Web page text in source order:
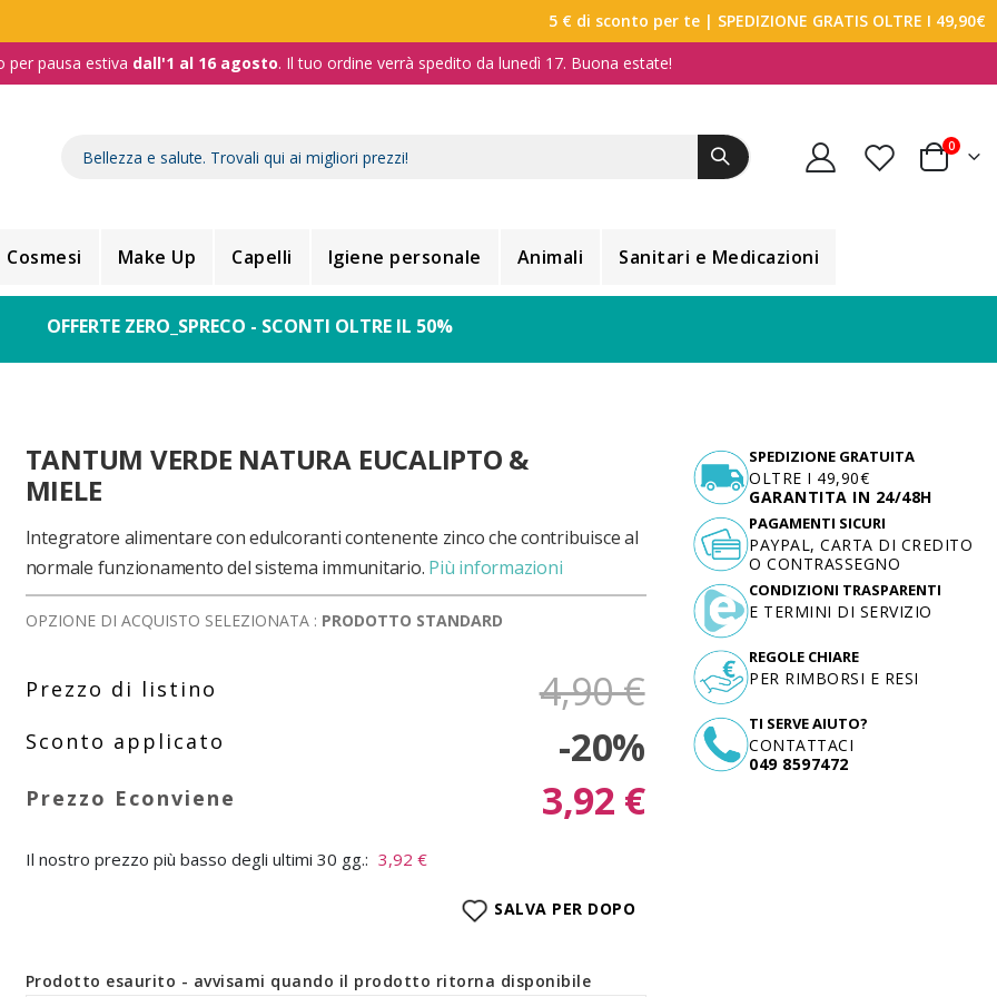
5 € di sconto per te | SPEDIZIONE GRATIS OLTRE I 49,90€
per pausa estiva dall'1 al 16 agosto. Il tuo ordine verrà spedito da lunedì 17. Buona estate!
Carrello
0
Cosmesi Make Up Capelli Igiene personale Animali Sanitari e Medicazioni
OFFERTE ZERO_SPRECO - SCONTI OLTRE IL 50%
TANTUM VERDE NATURA EUCALIPTO &
MIELE
Integratore alimentare con edulcoranti contenente zinco che contribuisce al
normale funzionamento del sistema immunitario. Più informazioni
OPZIONE DI ACQUISTO SELEZIONATA : PRODOTTO STANDARD
4,90 €
-20%
3,92 €
Il nostro prezzo più basso degli ultimi 30 gg.: 3,92 €
SALVA PER DOPO
Prodotto esaurito - avvisami quando il prodotto ritorna disponibile
SPEDIZIONE GRATUITA
OLTRE I 49,90€
GARANTITA IN 24/48H
TI SERVE AIUTO?
CONTATTACI
049 8597472
PAGAMENTI SICURI
PAYPAL, CARTA DI CREDITO
O CONTRASSEGNO
CONDIZIONI TRASPARENTI
E TERMINI DI SERVIZIO
REGOLE CHIARE
PER RIMBORSI E RESI